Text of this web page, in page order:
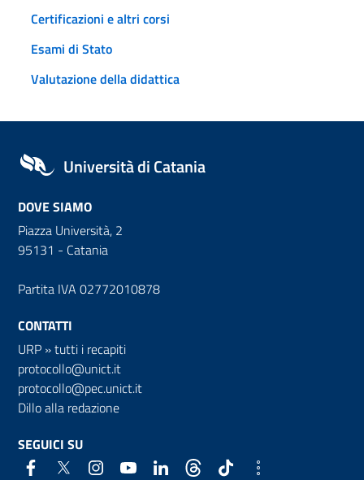
Certificazioni e altri corsi
Esami di Stato
Valutazione della didattica
Università di Catania
DOVE SIAMO
Piazza Università, 2
95131 - Catania
Partita IVA 02772010878
CONTATTI
URP »tutti i recapiti
protocollo@unict.it
protocollo@pec.unict.it
Dillo alla redazione
SEGUICI SU